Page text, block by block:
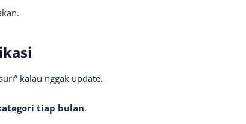
kalau nggak update.
tiap bulan.